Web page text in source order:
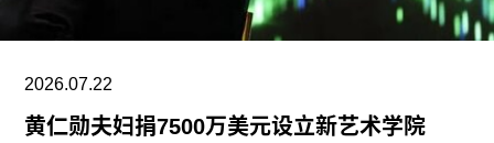
2026.07.22
黄仁勋夫妇捐7500万美元设立新艺术学院